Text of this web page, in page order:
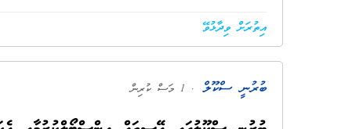
އިތުރަށް ވިދާޅުވޭ
ބުރުނީ ސްކޫލް . 1 މަސް ކުރިން